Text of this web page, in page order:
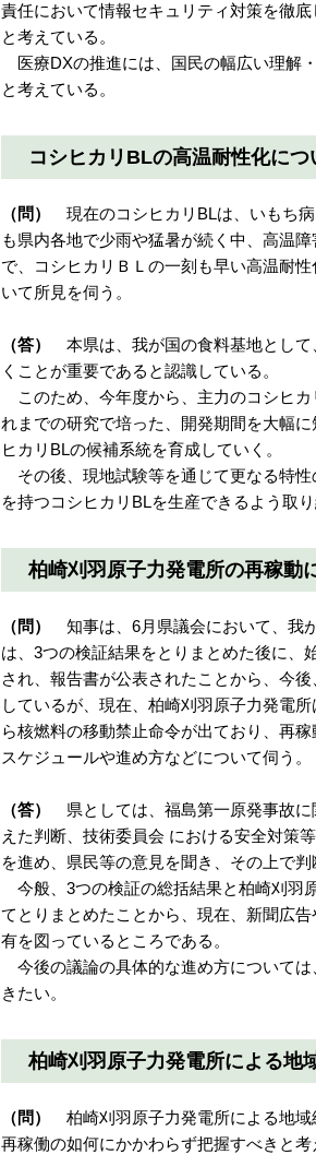
責任において情報セキュリティ対策を徹
と考えている。
医療DXの推進には、国民の幅広い理解
と考えている。
コシヒカリBLの高温耐性化につ
（問） 現在のコシヒカリBLは、いもち
も県内各地で少雨や猛暑が続く中、高温
で、コシヒカリＢＬの一刻も早い高温耐
いて所見を伺う。
（答） 本県は、我が国の食料基地とし
くことが重要であると認識している。
このため、今年度から、主力のコシヒカ
れまでの研究で培った、開発期間を大幅
ヒカリBLの候補系統を育成していく。
その後、現地試験等を通じて更なる特
を持つコシヒカリBLを生産できるよう取り
柏崎刈羽原子力発電所の再稼動
（問） 知事は、6月県議会において、我
は、3つの検証結果をとりまとめた後に、
され、報告書が公表されたことから、今
しているが、現在、柏崎刈羽原子力発電
ら核燃料の移動禁止命令が出ており、再
スケジュールや進め方などについて伺う。
（答） 県としては、福島第一原発事故
えた判断、技術委員会 における安全対策
を進め、県民等の意見を聞き、その上で
今般、3つの検証の総括結果と柏崎刈羽
てとりまとめたことから、現在、新聞広
有を図っているところである。
今後の議論の具体的な進め方について
きたい。
柏崎刈羽原子力発電所による地
（問） 柏崎刈羽原子力発電所による地
再稼働の如何にかかわらず把握すべきと考